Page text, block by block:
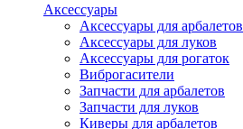
Аксессуары
Аксессуары для арбалетов
Аксессуары для луков
Аксессуары для рогаток
Виброгасители
Запчасти для арбалетов
Запчасти для луков
Киверы для арбалетов